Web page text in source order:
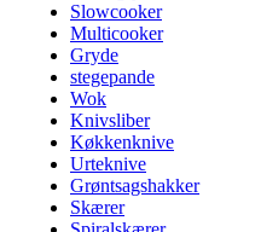
Slowcooker
Multicooker
Gryde
stegepande
Wok
Knivsliber
Køkkenknive
Urteknive
Grøntsagshakker
Skærer